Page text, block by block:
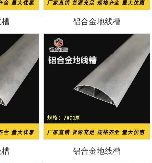
槽 铝合金地线槽
槽 铝合金地线槽